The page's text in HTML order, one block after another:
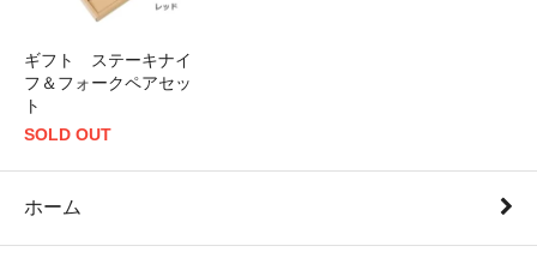
ギフト ステーキナイ
フ＆フォークペアセッ
ト
SOLD OUT
ホーム